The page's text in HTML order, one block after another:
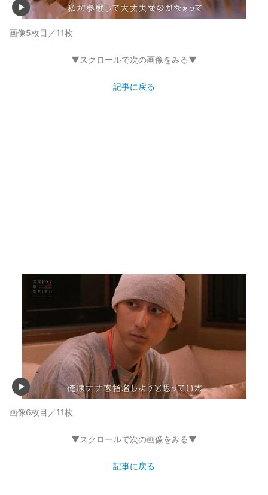
画像5枚目／11枚
▼スクロールで次の画像をみる▼
記事に戻る
画像6枚目／11枚
▼スクロールで次の画像をみる▼
記事に戻る